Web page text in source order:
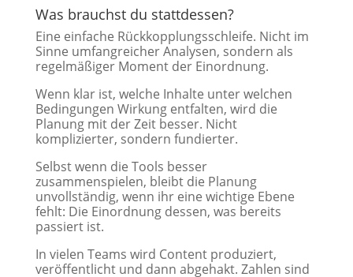
Was brauchst du stattdessen?
Eine einfache Rückkopplungsschleife. Nicht im
Sinne umfangreicher Analysen, sondern als
regelmäßiger Moment der Einordnung.
Wenn klar ist, welche Inhalte unter welchen
Bedingungen Wirkung entfalten, wird die
Planung mit der Zeit besser. Nicht
komplizierter, sondern fundierter.
Selbst wenn die Tools besser
zusammenspielen, bleibt die Planung
unvollständig, wenn ihr eine wichtige Ebene
fehlt: Die Einordnung dessen, was bereits
passiert ist.
In vielen Teams wird Content produziert,
veröffentlicht und dann abgehakt. Zahlen sind